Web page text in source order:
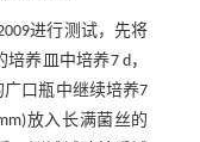
进行测试，先将
养皿中培养7 d，
口瓶中继续培养7
放入长满菌丝的